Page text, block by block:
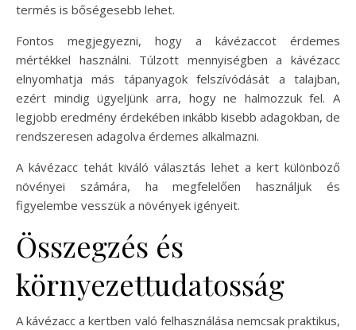
termés is bőségesebb lehet.
Fontos megjegyezni, hogy a kávézaccot érdemes
mértékkel használni. Túlzott mennyiségben a kávézacc
elnyomhatja más tápanyagok felszívódását a talajban,
ezért mindig ügyeljünk arra, hogy ne halmozzuk fel. A
legjobb eredmény érdekében inkább kisebb adagokban, de
rendszeresen adagolva érdemes alkalmazni.
A kávézacc tehát kiváló választás lehet a kert különböző
növényei számára, ha megfelelően használjuk és
figyelembe vesszük a növények igényeit.
Összegzés és
környezettudatosság
A kávézacc a kertben való felhasználása nemcsak praktikus,